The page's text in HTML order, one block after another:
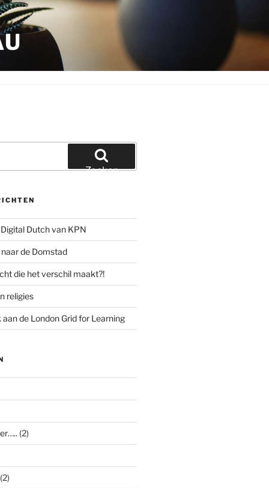
Zoeken
Dutch van KPN
de Domstad
die het verschil maakt?!
religies
de London Grid for Learning
(2)